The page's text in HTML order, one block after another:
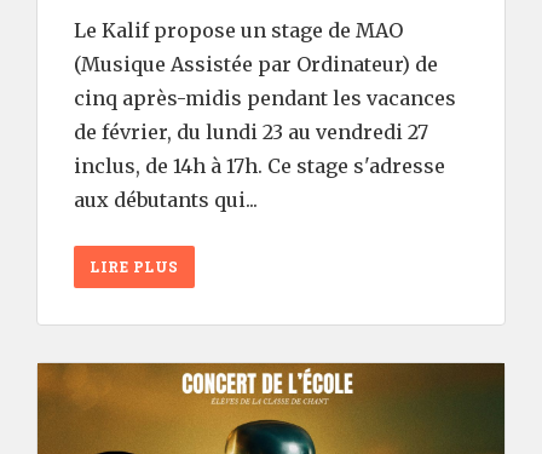
Le Kalif propose un stage de MAO
(Musique Assistée par Ordinateur) de
cinq après-midis pendant les vacances
de février, du lundi 23 au vendredi 27
inclus, de 14h à 17h. Ce stage s'adresse
aux débutants qui...
LIRE PLUS